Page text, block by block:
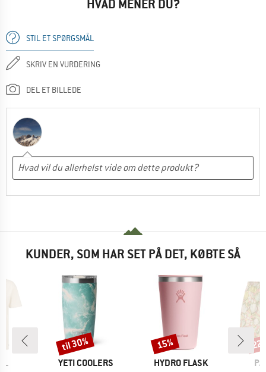
HVAD MENER DU?
STIL ET SPØRGSMÅL
SKRIV EN VURDERING
DEL ET BILLEDE
KUNDER, SOM HAR SET PÅ DET, KØBTE SÅ
MÆRKE
YETI COOLERS
Rabat
til 30%
MÆRKE
HYDRO FLASK
Rabat
15%